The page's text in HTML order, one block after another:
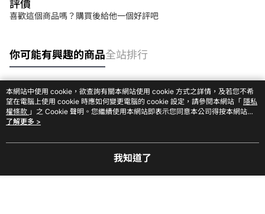
評價
喜歡這個商品嗎？購買後給他一個好評吧
你可能有興趣的商品全站排行
熱門標籤
本網站中使用 cookie，欲查詢有關本網站使用 cookie 方式之詳情，及若您不希
望在電腦上使用 cookie 時應如何變更電腦的 cookie 設定，請參閱本網站「 隱私
權條款 」之 Cookie 聲明。您繼續使用本網站即表示您同意本公司得按本網站使
用條款之 Cookie 聲明使用 cookie。
了解更多 >
我知道了